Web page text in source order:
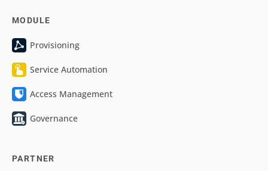
MODULE
Provisioning
Service Automation
Access Management
Governance
PARTNER